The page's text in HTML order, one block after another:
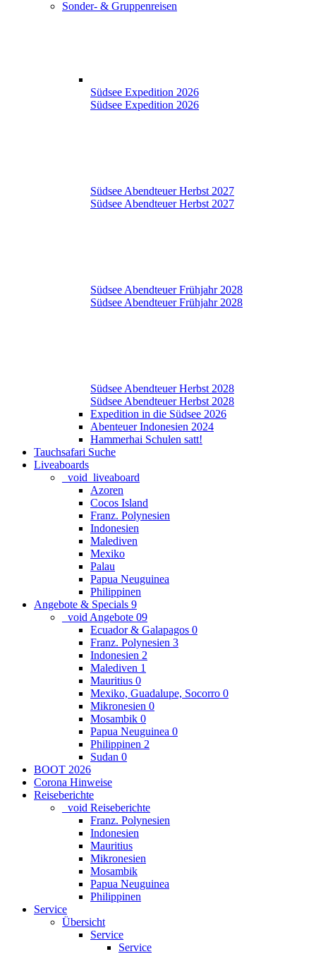
Sonder- & Gruppenreisen
Südsee Expedition 2026
Südsee Expedition 2026
Südsee Abendteuer Herbst 2027
Südsee Abendteuer Herbst 2027
Südsee Abendteuer Frühjahr 2028
Südsee Abendteuer Frühjahr 2028
Südsee Abendteuer Herbst 2028
Südsee Abendteuer Herbst 2028
Expedition in die Südsee 2026
Abenteuer Indonesien 2024
Hammerhai Schulen satt!
Tauchsafari Suche
Liveaboards
_void_liveaboard
Azoren
Cocos Island
Franz. Polynesien
Indonesien
Malediven
Mexiko
Palau
Papua Neuguinea
Philippinen
Angebote & Specials 9
_void Angebote 09
Ecuador & Galapagos 0
Franz. Polynesien 3
Indonesien 2
Malediven 1
Mauritius 0
Mexiko, Guadalupe, Socorro 0
Mikronesien 0
Mosambik 0
Papua Neuguinea 0
Philippinen 2
Sudan 0
BOOT 2026
Corona Hinweise
Reiseberichte
_void Reiseberichte
Franz. Polynesien
Indonesien
Mauritius
Mikronesien
Mosambik
Papua Neuguinea
Philippinen
Service
Übersicht
Service
Service